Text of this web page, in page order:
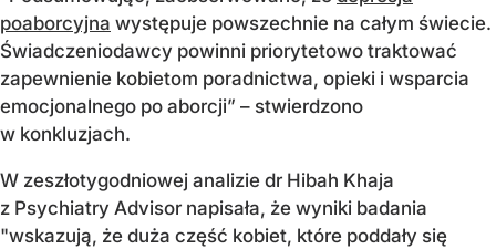
poaborcyjna występuje powszechnie na całym świecie.
Świadczeniodawcy powinni priorytetowo traktować
zapewnienie kobietom poradnictwa, opieki i wsparcia
emocjonalnego po aborcji” – stwierdzono
w konkluzjach.
W zeszłotygodniowej analizie dr Hibah Khaja
z Psychiatry Advisor napisała, że wyniki badania
"wskazują, że duża część kobiet, które poddały się